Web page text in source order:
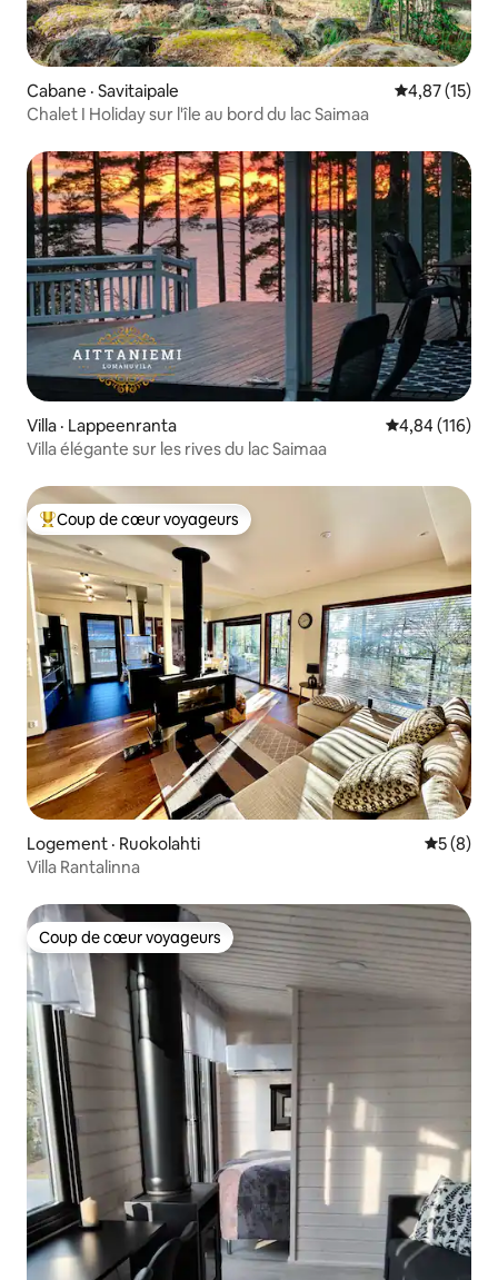
Cabane · Savitaipale Note
4,87 (15)
Chalet I Holiday sur l'île au bord du lac Saimaa
Villa · Lappeenranta Note
4,84 (116)
Villa élégante sur les rives du lac Saimaa
Coup de cœur voyageurs parmi les plus aimés
Coup de cœur voyageurs
Logement · Ruokolahti Note
5 (8)
Villa Rantalinna
Coup de cœur voyageurs
Coup de cœur voyageurs